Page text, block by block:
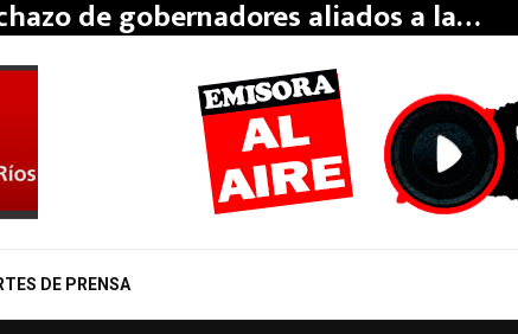
de gobernadores aliados a la…
DE PRENSA